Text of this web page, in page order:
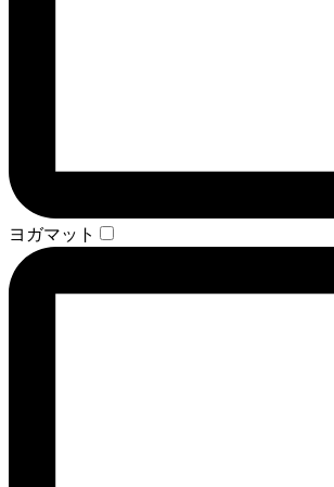
ヨガマット